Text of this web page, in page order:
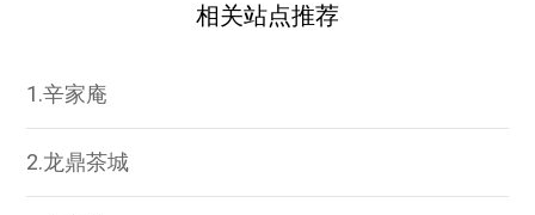
相关站点推荐
1.辛家庵
2.龙鼎茶城